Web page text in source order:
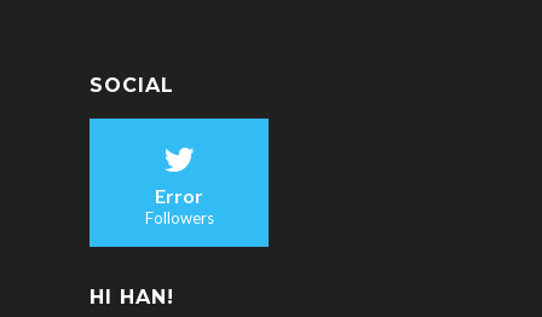
SOCIAL
Error
Followers
HI HAN!